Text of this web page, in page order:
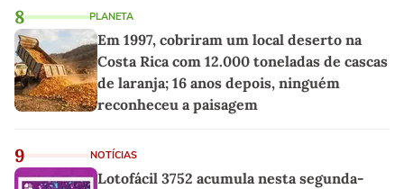
8 PLANETA
Em 1997, cobriram um local deserto na
Costa Rica com 12.000 toneladas de cascas
de laranja; 16 anos depois, ninguém
reconheceu a paisagem
9 NOTÍCIAS
Lotofácil 3752 acumula nesta segunda-